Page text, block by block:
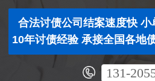
合法讨债公司结案速度快
10年讨债经验 承接全国各地
131-